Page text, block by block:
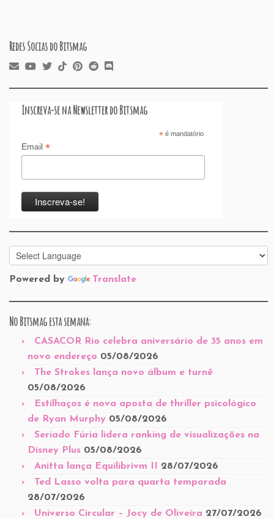
Redes Socias do Bitsmag
Inscreva-se na Newsletter do Bitsmag
*é mandatório
Email *
Powered by Translate
No Bitsmag esta semana:
CASACOR Rio celebra aniversário de 35 anos em
novo endereço 05/08/2026
The Strokes lança novo álbum e turnê
05/08/2026
Estilhaços é nova aposta de thriller psicológico
de Ryan Murphy 05/08/2026
Seriado Fúria lidera ranking de visualizações na
Disney Plus 05/08/2026
Anitta lança Equilibrivm II
28/07/2026
Ted Lasso volta para quarta temporada
28/07/2026
Universo Circular – Jocy de Oliveira 27/07/2026